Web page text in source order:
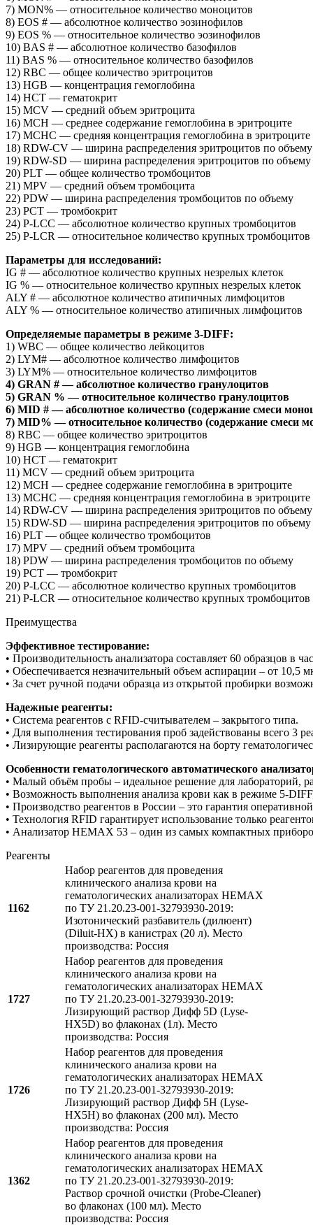
7) MON% — относительное количество моноцитов
8) EOS # — абсолютное количество эозинофилов
9) EOS % — относительное количество эозинофилов
10) BAS # — абсолютное количество базофилов
11) BAS % — относительное количество базофилов
12) RBC — общее количество эритроцитов
13) HGB — концентрация гемоглобина
14) HCT — гематокрит
15) MCV — cредний объем эритроцита
16) MCH — cреднее содержание гемоглобина в эритроците
17) MCHC — cредняя концентрация гемоглобина в эритроците
18) RDW-CV — ширина распределения эритроцитов по
19) RDW-SD — ширина распределения эритроцитов по
20) PLT — общее количество тромбоцитов
21) MPV — средний объем тромбоцита
22) PDW — ширина распределения тромбоцитов по объему
23) PCT — тромбокрит
24) P-LCC — абсолютное количество крупных тромбоцитов
25) P-LCR — относительное количество крупных тромбоцитов
Параметры для исследований:
IG # — абсолютное количество крупных незрелых клеток
IG % — относительное количество крупных незрелых клеток
ALY # — абсолютное количество атипичных лимфоцитов
ALY % — относительное количество атипичных лимфоцитов
Определяемые параметры в режиме 3-DIFF:
1) WBC — общее количество лейкоцитов
2) LYM# — абсолютное количество лимфоцитов
3) LYM% — относительное количество лимфоцитов
4) GRAN # — абсолютное количество гранулоцитов
5) GRAN % — относительное количество гранулоцитов
6) MID # — абсолютное количество (содержание смеси
7) MID% — относительное количество (содержание смеси
8) RBC — общее количество эритроцитов
9) HGB — концентрация гемоглобина
10) HCT — гематокрит
11) MCV — cредний объем эритроцита
12) MCH — cреднее содержание гемоглобина в эритроците
13) MCHC — cредняя концентрация гемоглобина в эритроците
14) RDW-CV — ширина распределения эритроцитов по
15) RDW-SD — ширина распределения эритроцитов по
16) PLT — общее количество тромбоцитов
17) MPV — средний объем тромбоцита
18) PDW — ширина распределения тромбоцитов по объему
19) PCT — тромбокрит
20) P-LCC — абсолютное количество крупных тромбоцитов
21) P-LCR — относительное количество крупных тромбоцитов
Преимущества
Эффективное тестирование:
• Производительность анализатора составляет 60 образцов в
• Обеспечивается незначительный объем аспирации – от 10,5
• За счет ручной подачи образца из открытой пробирки
Надежные реагенты:
• Система реагентов с RFID-считывателем – закрытого типа.
• Для выполнения тестирования проб задействованы всего 3
• Лизирующие реагенты располагаются на борту
Особенности гематологического автоматического
• Малый объём пробы – идеальное решение для лабораторий,
• Возможность выполнения анализа крови как в режиме 5-
• Производство реагентов в России – это гарантия
• Технология RFID гарантирует использование только
• Анализатор HEMAX 53 – один из самых компактных
Реагенты
1162
Набор реагентов для проведения
клинического анализа крови на
гематологических анализаторах НЕМАХ
по ТУ 21.20.23-001-32793930-2019:
Изотонический разбавитель (дилюент)
(Diluit-HX) в канистрах (20 л). Место
производства: Россия
1727
Набор реагентов для проведения
клинического анализа крови на
гематологических анализаторах НЕМАХ
по ТУ 21.20.23-001-32793930-2019:
Лизирующий раствор Дифф 5D (Lyse-
HX5D) во флаконах (1л). Место
производства: Россия
1726
Набор реагентов для проведения
клинического анализа крови на
гематологических анализаторах НЕМАХ
по ТУ 21.20.23-001-32793930-2019:
Лизирующий раствор Дифф 5H (Lyse-
HX5H) во флаконах (200 мл). Место
производства: Россия
1362
Набор реагентов для проведения
клинического анализа крови на
гематологических анализаторах НЕМАХ
по ТУ 21.20.23-001-32793930-2019:
Раствор срочной очистки (Probe-Cleaner)
во флаконах (100 мл). Место
производства: Россия